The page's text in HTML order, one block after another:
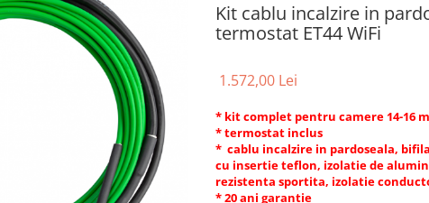
Kit cablu incalzire in
termostat ET44 WiFi
1.572,00 Lei
* kit complet pentru camere 14-16
* termostat inclus
* cablu incalzire in pardoseala,
cu insertie teflon, izolatie de
rezistenta sportita, izolatie
* 20 ani garantie